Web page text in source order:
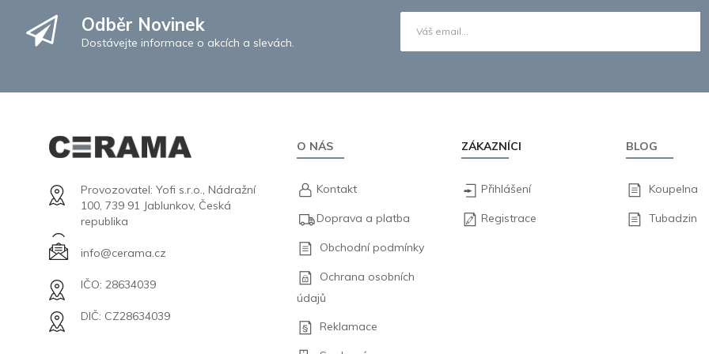
Odběr Novinek
Dostávejte informace o akcích a slevách.
Provozovatel: Yofi s.r.o., Nádražní
100, 739 91 Jablunkov, Česká
republika
info@cerama.cz
IČO: 28634039
DIČ: CZ28634039
O NÁS
Kontakt
Doprava a platba
Obchodní podmínky
Ochrana osobních
údajů
Reklamace
ZÁKAZNÍCI
Přihlášení
Registrace
BLOG
Koupelna
Tubadzin